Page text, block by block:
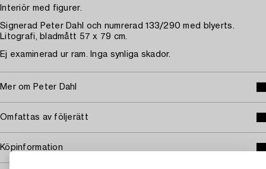
Interiör med figurer.
Signerad Peter Dahl och numrerad 133/290 med blyerts.
Litografi, bladmått 57 x 79 cm.
Ej examinerad ur ram. Inga synliga skador.
Mer om Peter Dahl
Omfattas av följerätt
Köpinformation